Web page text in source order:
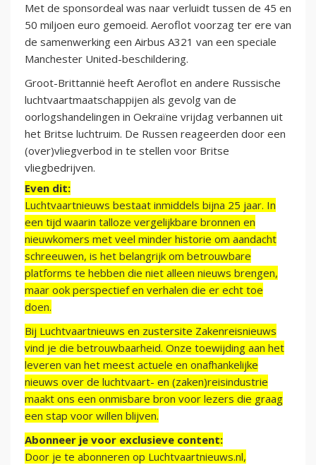
Met de sponsordeal was naar verluidt tussen de 45 en
50 miljoen euro gemoeid. Aeroflot voorzag ter ere van
de samenwerking een Airbus A321 van een speciale
Manchester United-beschildering.
Groot-Brittannië heeft Aeroflot en andere Russische
luchtvaartmaatschappijen als gevolg van de
oorlogshandelingen in Oekraïne vrijdag verbannen uit
het Britse luchtruim. De Russen reageerden door een
(over)vliegverbod in te stellen voor Britse
vliegbedrijven.
Even dit:
Luchtvaartnieuws bestaat inmiddels bijna 25 jaar. In
een tijd waarin talloze vergelijkbare bronnen en
nieuwkomers met veel minder historie om aandacht
schreeuwen, is het belangrijk om betrouwbare
platforms te hebben die niet alleen nieuws brengen,
maar ook perspectief en verhalen die er echt toe
doen.
Bij Luchtvaartnieuws en zustersite Zakenreisnieuws
vind je die betrouwbaarheid. Onze toewijding aan het
leveren van het meest actuele en onafhankelijke
nieuws over de luchtvaart- en (zaken)reisindustrie
maakt ons een onmisbare bron voor lezers die graag
een stap voor willen blijven.
Abonneer je voor exclusieve content:
Door je te abonneren op Luchtvaartnieuws.nl,